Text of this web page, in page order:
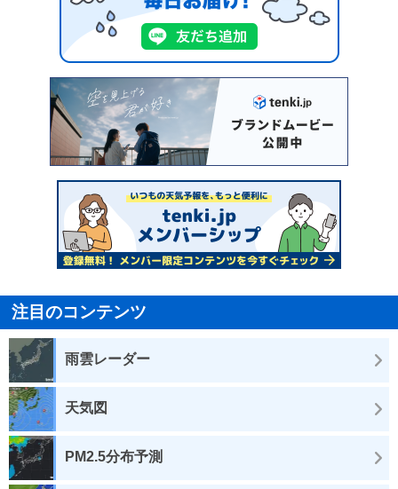
注目のコンテンツ
雨雲レーダー
天気図
PM2.5分布予測